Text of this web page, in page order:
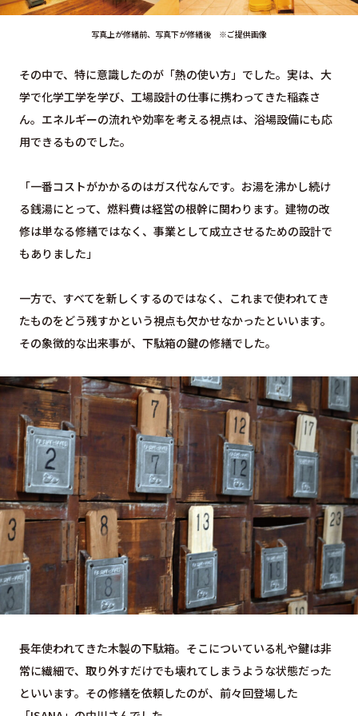
写真上が修繕前、写真下が修繕後 ※ご提供画像
その中で、特に意識したのが「熱の使い方」でした。実は、大
学で化学工学を学び、工場設計の仕事に携わってきた稲森さ
ん。エネルギーの流れや効率を考える視点は、浴場設備にも応
用できるものでした。
「一番コストがかかるのはガス代なんです。お湯を沸かし続け
る銭湯にとって、燃料費は経営の根幹に関わります。建物の改
修は単なる修繕ではなく、事業として成立させるための設計で
もありました」
一方で、すべてを新しくするのではなく、これまで使われてき
たものをどう残すかという視点も欠かせなかったといいます。
その象徴的な出来事が、下駄箱の鍵の修繕でした。
長年使われてきた木製の下駄箱。そこについている札や鍵は非
常に繊細で、取り外すだけでも壊れてしまうような状態だった
といいます。その修繕を依頼したのが、前々回登場した